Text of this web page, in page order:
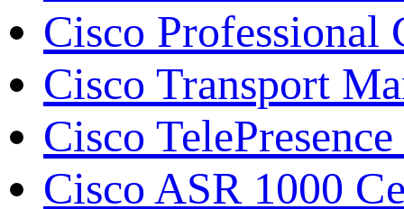
Cisco
Cisco Transport
Cisco
Cisco ASR 1000